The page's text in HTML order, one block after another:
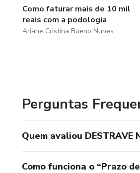
Como faturar mais de 10 mil
reais com a podologia
Ariane Cristina Bueno Nunes
Perguntas
Quem avaliou DESTRAVE
Como funciona o “Prazo